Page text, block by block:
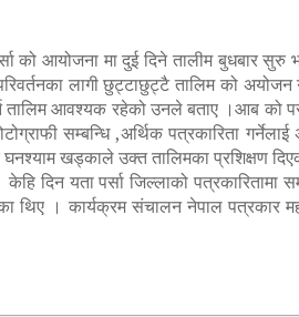
को आयोजना मा दुई दिने तालीम बुधबार सुरु
लागी छुट्टाछुट्टै तालिम को
आवश्यक रहेको उनले बताए ।आब को
सम्बन्धि ,अर्थिक पत्रकारिता गर्नेलाई
घनश्याम खड्काले उक्त तालिमका प्रशिक्षण
दिन यता पर्सा जिल्लाको पत्रकारितामा
। कार्यक्रम संचालन नेपाल पत्रकार